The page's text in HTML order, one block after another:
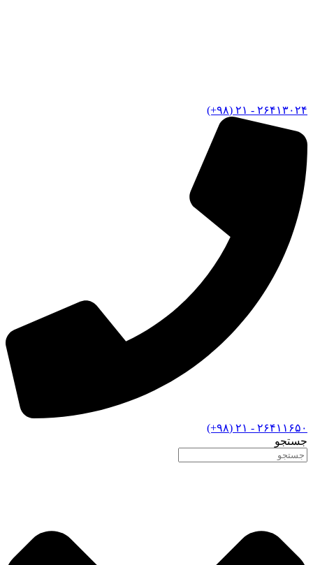
۲۶۴۱۳۰۲۴ - ۲۱ (۹۸+)
۲۶۴۱۱۶۵۰ - ۲۱ (۹۸+)
جستجو